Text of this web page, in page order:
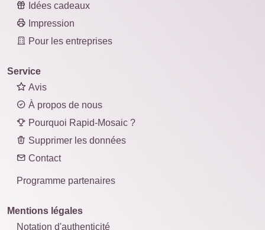
Idées cadeaux
Impression
Pour les entreprises
Service
Avis
À propos de nous
Pourquoi Rapid-Mosaic ?
Supprimer les données
Contact
Programme partenaires
Mentions légales
Notation d'authenticité